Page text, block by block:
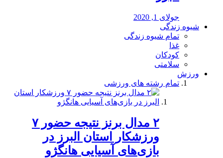
جولای 1, 2020
شیوه زندگی
تمام شیوه زندگی
غذا
کودکان
سلامتی
ورزش
تمام رشته های ورزشی
۲ مدال برنز نتیجه حضور ۷
ورزشکار استان البرز در
بازی‌های آسیایی هانگژو